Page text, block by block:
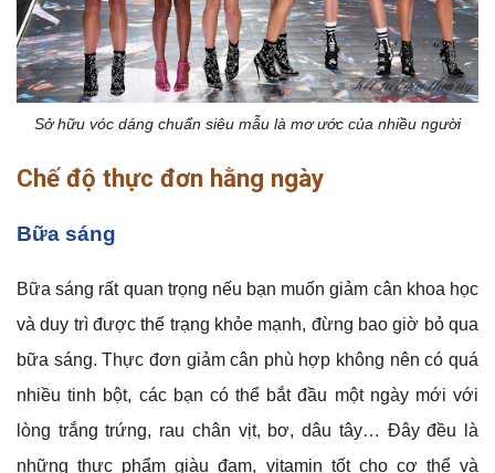
Sở hữu vóc dáng chuẩn siêu mẫu là mơ ước của nhiều người
Chế độ thực đơn hằng ngày
Bữa sáng
Bữa sáng rất quan trọng nếu bạn muốn giảm cân khoa học
và duy trì được thể trạng khỏe mạnh, đừng bao giờ bỏ qua
bữa sáng. Thực đơn giảm cân phù hợp không nên có quá
nhiều tinh bột, các bạn có thể bắt đầu một ngày mới với
lòng trắng trứng, rau chân vịt, bơ, dâu tây… Đây đều là
những thực phẩm giàu đạm, vitamin tốt cho cơ thể và